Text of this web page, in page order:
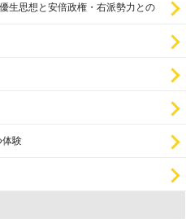
生思想と安倍政権・右派勢力との
体験